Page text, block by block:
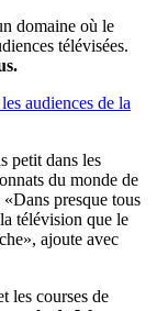
domaine où le
télévisées.
audiences de la
petit dans les
du monde de
presque tous
télévision que le
ajoute avec
les courses de